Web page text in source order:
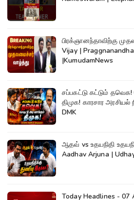
பிரக்ஞானந்தாவிற்கு
Vijay |
|KumudamNews
சப்பகட்டு கட்டும் தவெக!
திமுக! காரசார
DMK
ஆதவ் vs உதயநிதி
Aadhav Arjuna |
Today Headlines - 07